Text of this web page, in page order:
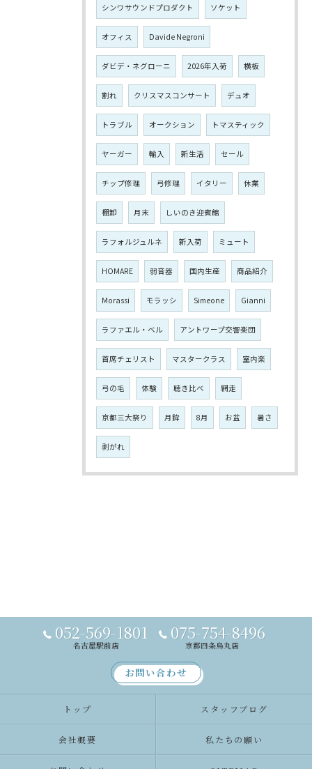
シンワサウンドプロダクト ソケット
オフィス Davide Negroni
ダビデ・ネグローニ 2026年入荷 横板
割れ クリスマスコンサート デュオ
トラブル オークション トマスティック
ヤーガー 輸入 新生活 セール
チップ修理 弓修理 イタリー 休業
棚卸 月末 しいのき迎賓館
ラフォルジュルネ 新入荷 ミュート
HOMARE 弱音器 国内生産 商品紹介
Morassi モラッシ Simeone Gianni
ラファエル・ベル アントワープ交響楽団
首席チェリスト マスタークラス 室内楽
弓の毛 体験 聴き比べ 網走
京都三大祭り 月鉾 8月 お盆 暑さ
剥がれ
052-569-1801
名古屋駅前店
075-754-8496
京都四条烏丸店
お問い合わせ
トップ スタッフブログ
会社概要 私たちの願い